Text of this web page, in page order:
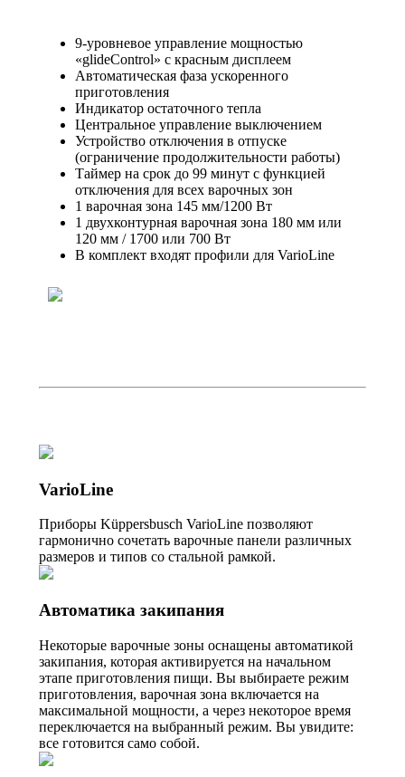
9-уровневое управление мощностью
«glideControl» с красным дисплеем
Автоматическая фаза ускоренного
приготовления
Индикатор остаточного тепла
Центральное управление выключением
Устройство отключения в отпуске
(ограничение продолжительности работы)
Таймер на срок до 99 минут с функцией
отключения для всех варочных зон
1 варочная зона 145 мм/1200 Вт
1 двухконтурная варочная зона 180 мм или
120 мм / 1700 или 700 Вт
В комплект входят профили для VarioLine
VarioLine
Приборы Küppersbusch VarioLine позволяют
гармонично сочетать варочные панели различных
размеров и типов со стальной рамкой.
Автоматика закипания
Некоторые варочные зоны оснащены автоматикой
закипания, которая активируется на начальном
этапе приготовления пищи. Вы выбираете режим
приготовления, варочная зона включается на
максимальной мощности, а через некоторое время
переключается на выбранный режим. Вы увидите:
все готовится само собой.